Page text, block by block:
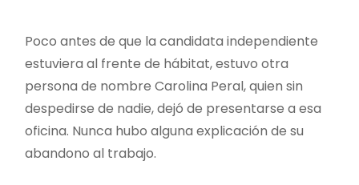
Poco antes de que la candidata independiente
estuviera al frente de hábitat, estuvo otra
persona de nombre Carolina Peral, quien sin
despedirse de nadie, dejó de presentarse a esa
oficina. Nunca hubo alguna explicación de su
abandono al trabajo.